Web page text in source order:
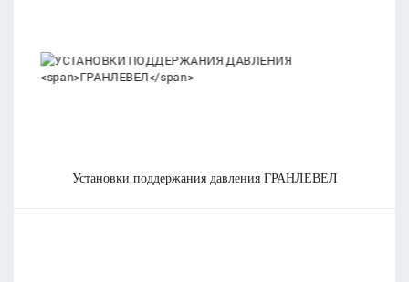
установки поддержания давления ГРАНЛЕВЕЛ